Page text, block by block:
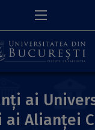
ai
ai Alianței